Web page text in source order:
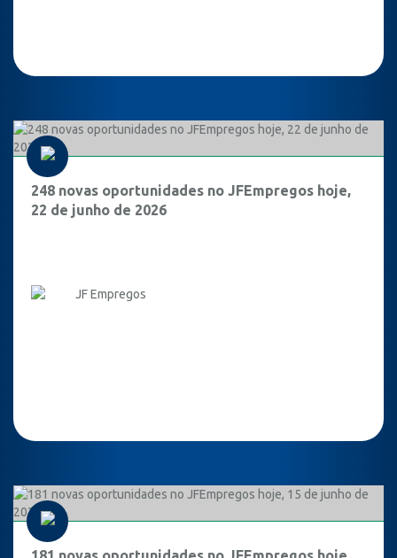
248 novas oportunidades no JFEmpregos hoje,
22 de junho de 2026
JF Empregos